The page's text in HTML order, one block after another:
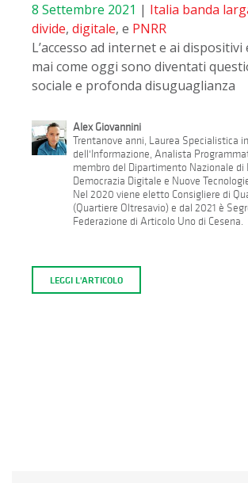
8 Settembre 2021 | Italia banda
divide, digitale, e PNRR
L’accesso ad internet e ai
mai come oggi sono diventati
sociale e profonda disuguaglianza
Alex Giovannini
Trentanove anni, Laurea Specialistica
dell'Informazione, Analista
membro del Dipartimento Nazionale di
Democrazia Digitale e Nuove
Nel 2020 viene eletto Consigliere di
(Quartiere Oltresavio) e dal 2021 è
Federazione di Articolo Uno di Cesena.
LEGGI L'ARTICOLO